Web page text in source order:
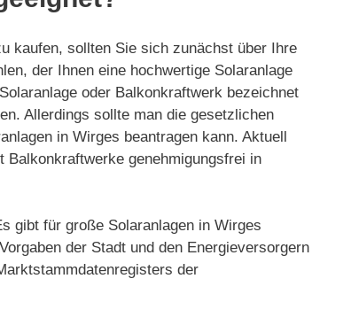
kaufen, sollten Sie sich zunächst über Ihre
der Ihnen eine hochwertige Solaranlage
oder Balkonkraftwerk bezeichnet
Allerdings sollte man die gesetzlichen
in Wirges beantragen kann. Aktuell
Balkonkraftwerke genehmigungsfrei in
gibt für große Solaranlagen in Wirges
der Stadt und den Energieversorgern
der